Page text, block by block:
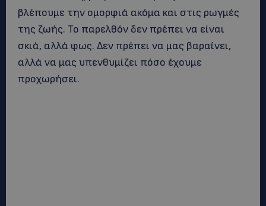
βλέπουμε την ομορφιά ακόμα και στις ρωγμές
της ζωής. Το παρελθόν δεν πρέπει να είναι
σκιά, αλλά φως. Δεν πρέπει να μας βαραίνει,
αλλά να μας υπενθυμίζει πόσο έχουμε
προχωρήσει.